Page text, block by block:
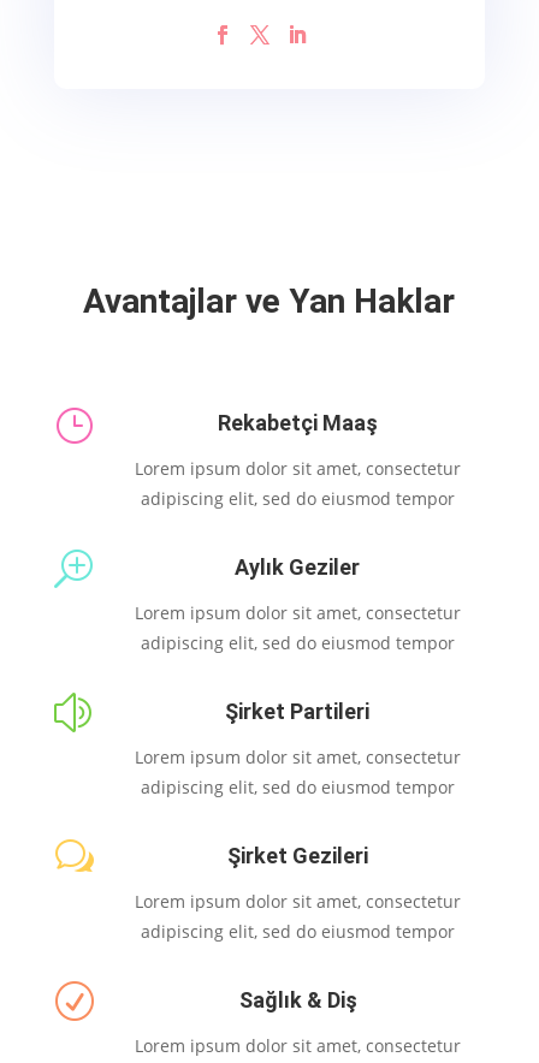
Avantajlar ve Yan Haklar
} Rekabetçi Maaş
Lorem ipsum dolor sit amet, consectetur
adipiscing elit, sed do eiusmod tempor
T Aylık Geziler
Lorem ipsum dolor sit amet, consectetur
adipiscing elit, sed do eiusmod tempor
z Şirket Partileri
Lorem ipsum dolor sit amet, consectetur
adipiscing elit, sed do eiusmod tempor
w Şirket Gezileri
Lorem ipsum dolor sit amet, consectetur
adipiscing elit, sed do eiusmod tempor
R Sağlık & Diş
Lorem ipsum dolor sit amet, consectetur